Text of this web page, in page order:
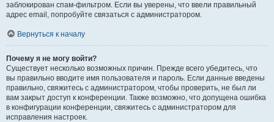
заблокирован спам-фильтром. Если вы уверены, что ввели правильный
адрес email, попробуйте связаться с администратором.
Вернуться к началу
Почему я не могу войти?
Существует несколько возможных причин. Прежде всего убедитесь, что
вы правильно вводите имя пользователя и пароль. Если данные введены
правильно, свяжитесь с администратором, чтобы проверить, не был ли
вам закрыт доступ к конференции. Также возможно, что допущена ошибка
в конфигурации конференции, свяжитесь с администратором для
исправления настроек.